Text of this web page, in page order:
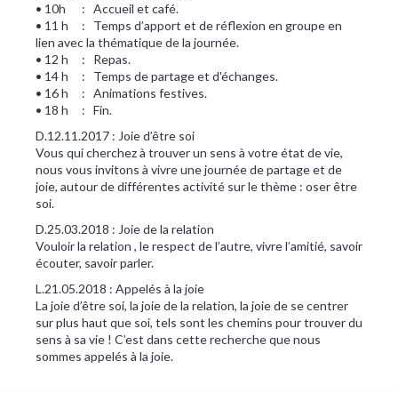
• 10h : Accueil et café.
• 11 h : Temps d’apport et de réflexion en groupe en
lien avec la thématique de la journée.
• 12 h : Repas.
• 14 h : Temps de partage et d'échanges.
• 16 h : Animations festives.
• 18 h : Fin.
D.12.11.2017 : Joie d’être soi
Vous qui cherchez à trouver un sens à votre état de vie,
nous vous invitons à vivre une journée de partage et de
joie, autour de différentes activité sur le thème : oser être
soi.
D.25.03.2018 : Joie de la relation
Vouloir la relation , le respect de l’autre, vivre l’amitié, savoir
écouter, savoir parler.
L.21.05.2018 : Appelés à la joie
La joie d’être soi, la joie de la relation, la joie de se centrer
sur plus haut que soi, tels sont les chemins pour trouver du
sens à sa vie ! C’est dans cette recherche que nous
sommes appelés à la joie.